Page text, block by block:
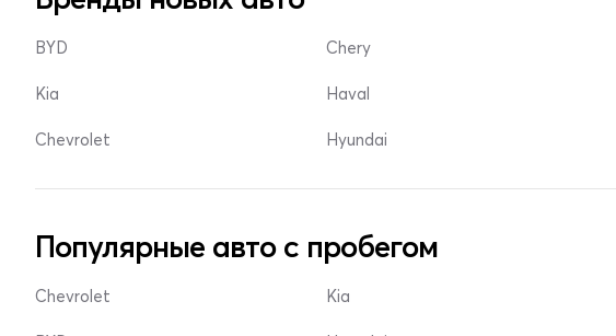
BYD
Kia
Chevrolet
Chery
Haval
Hyundai
Популярные авто с пробегом
Chevrolet Kia